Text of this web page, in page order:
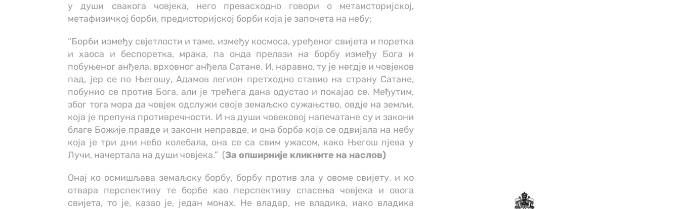
у души свакога човјека, него превасходно говори о метаисторијској,
метафизичкој борби, предисторијској борби која је започета на небу:
“Борби између свјетлости и таме, између космоса, уређеног свијета и поретка
и хаоса и беспоретка, мрака, па онда прелази на борбу између Бога и
побуњеног анђела, врховног анђела Сатане. И, наравно, ту је негдје и човјеков
пад, јер се по Његошу, Адамов легион претходно ставио на страну Сатане,
побунио се против Бога, али је трећега дана одустао и покајао се. Међутим,
због тога мора да човјек одслужи своје земаљско сужањство, овдје на земљи,
која је препуна противречности. И на души човековој напечатане су и закони
благе Божије правде и закони неправде, и она борба која се одвијала на небу
која је три дни небо колебала, она се са свим ужасом, како Његош пјева у
Лучи, начертала на души човјека.” (За опширније кликните на наслов)
Онај ко осмишљава земаљску борбу, борбу против зла у овоме свијету, и ко
отвара перспективу те борбе као перспективу спасења човјека и овога
свијета, то је, казао је, један монах. Не владар, не владика, иако владика